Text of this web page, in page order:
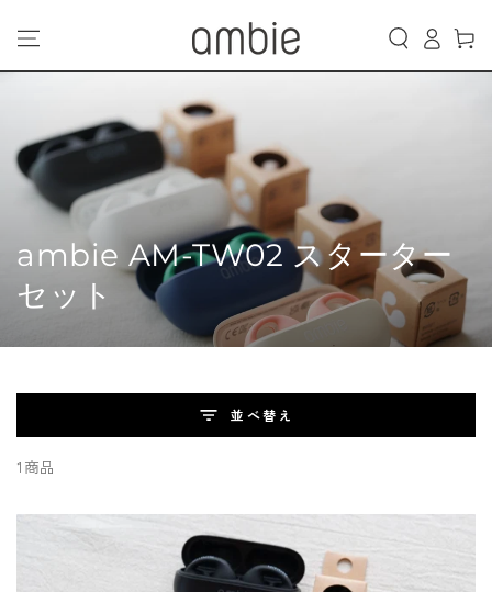
プする
イ
ー
ト
コ
レ
ン:
ambie AM-TW02 スターター
セット
並べ替え
1商品